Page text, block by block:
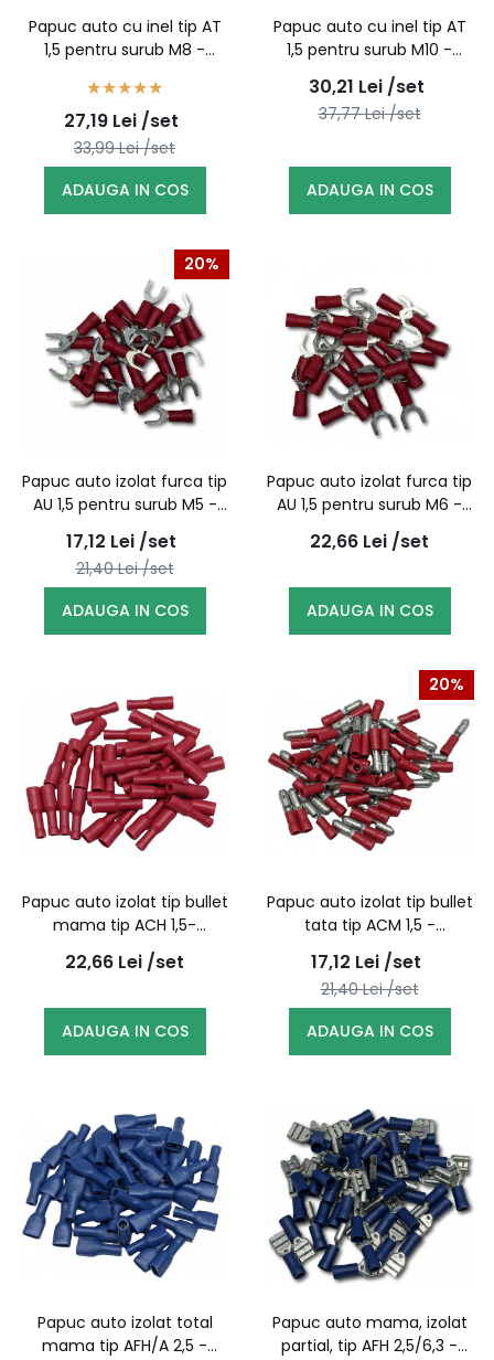
Papuc auto cu inel tip AT
1,5 pentru surub M8 -
27,19 Lei /set
33,99Lei /set
ADAUGA IN COS
Papuc auto cu inel tip AT
1,5 pentru surub M10 -
100buc/set
30,21 Lei /set
37,77Lei /set
ADAUGA IN COS
20%
Papuc auto izolat furca tip
AU 1,5 pentru surub M5 -
100buc/set
17,12 Lei /set
21,40Lei /set
ADAUGA IN COS
Papuc auto izolat furca tip
AU 1,5 pentru surub M6 -
100buc/set
22,66 Lei /set
ADAUGA IN COS
Papuc auto izolat tip bullet
mama tip ACH 1,5-
100buc/set
22,66 Lei /set
ADAUGA IN COS
20%
Papuc auto izolat tip bullet
tata tip ACM 1,5 -
100buc/set
17,12 Lei /set
21,40Lei /set
ADAUGA IN COS
Papuc auto izolat total
mama tip AFH/A 2,5 -
Papuc auto mama, izolat
partial, tip AFH 2,5/6,3 -